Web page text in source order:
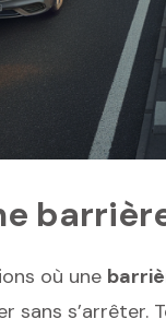
où une
sans s’arrêter.